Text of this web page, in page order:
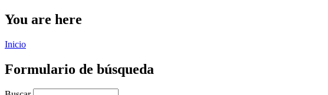
You are here
Inicio
Formulario de búsqueda